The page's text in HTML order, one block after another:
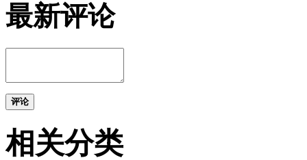
最新评论
评论
相关分类